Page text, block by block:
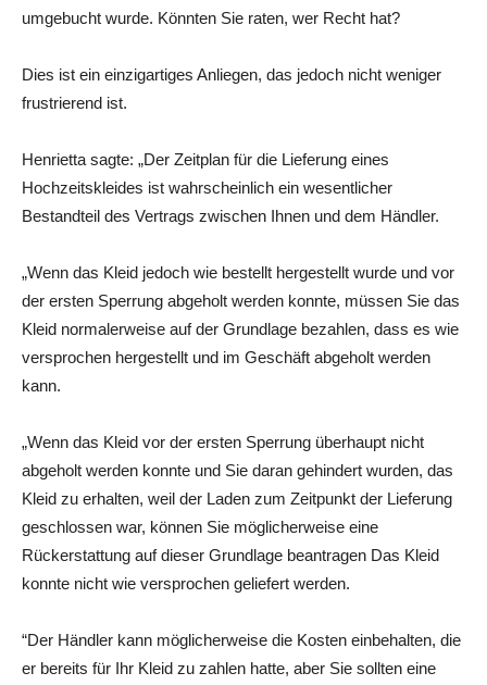
umgebucht wurde. Könnten Sie raten, wer Recht hat?
Dies ist ein einzigartiges Anliegen, das jedoch nicht weniger
frustrierend ist.
Henrietta sagte: „Der Zeitplan für die Lieferung eines
Hochzeitskleides ist wahrscheinlich ein wesentlicher
Bestandteil des Vertrags zwischen Ihnen und dem Händler.
„Wenn das Kleid jedoch wie bestellt hergestellt wurde und vor
der ersten Sperrung abgeholt werden konnte, müssen Sie das
Kleid normalerweise auf der Grundlage bezahlen, dass es wie
versprochen hergestellt und im Geschäft abgeholt werden
kann.
„Wenn das Kleid vor der ersten Sperrung überhaupt nicht
abgeholt werden konnte und Sie daran gehindert wurden, das
Kleid zu erhalten, weil der Laden zum Zeitpunkt der Lieferung
geschlossen war, können Sie möglicherweise eine
Rückerstattung auf dieser Grundlage beantragen Das Kleid
konnte nicht wie versprochen geliefert werden.
“Der Händler kann möglicherweise die Kosten einbehalten, die
er bereits für Ihr Kleid zu zahlen hatte, aber Sie sollten eine